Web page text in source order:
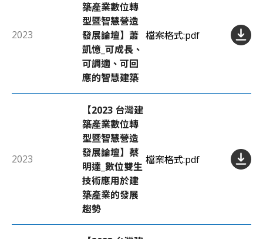
2023
築產業數位轉
型暨智慧營造
發展論壇】蕭
凱憶_可成長、
可調適、可回
應的智慧建築
檔案格式:pdf
2023
【2023 台灣建
築產業數位轉
型暨智慧營造
發展論壇】蔡
明達_數位雙生
技術應用於建
築產業的發展
趨勢
檔案格式:pdf